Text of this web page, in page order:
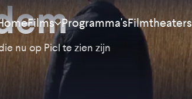
Films
Meest bekeken
Programma'sFilmtheaters
nu op Picl te zien zijn